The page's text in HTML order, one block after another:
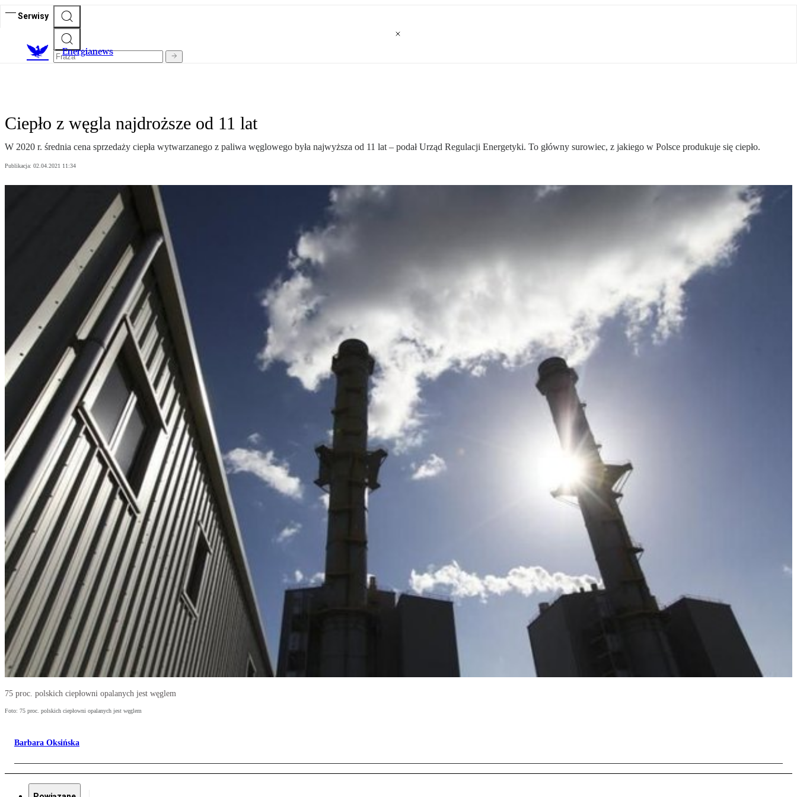
Serwisy
Energianews
Ciepło z węgla najdroższe od 11 lat
W 2020 r. średnia cena sprzedaży ciepła wytwarzanego z paliwa węglowego była najwyższa od 11 lat – podał Urząd Regulacji Energetyki. To główny surowiec, z jakiego w Polsce produkuje się ciepło.
Publikacja: 02.04.2021 11:34
75 proc. polskich ciepłowni opalanych jest węglem
Foto: 75 proc. polskich ciepłowni opalanych jest węglem
Barbara Oksińska